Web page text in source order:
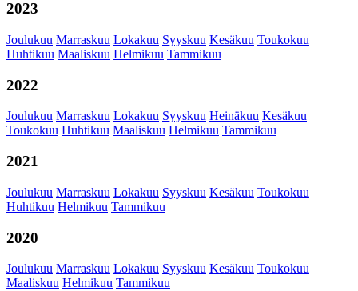
2023
Joulukuu Marraskuu Lokakuu Syyskuu Kesäkuu Toukokuu
Huhtikuu Maaliskuu Helmikuu Tammikuu
2022
Joulukuu Marraskuu Lokakuu Syyskuu Heinäkuu Kesäkuu
Toukokuu Huhtikuu Maaliskuu Helmikuu Tammikuu
2021
Joulukuu Marraskuu Lokakuu Syyskuu Kesäkuu Toukokuu
Huhtikuu Helmikuu Tammikuu
2020
Joulukuu Marraskuu Lokakuu Syyskuu Kesäkuu Toukokuu
Maaliskuu Helmikuu Tammikuu